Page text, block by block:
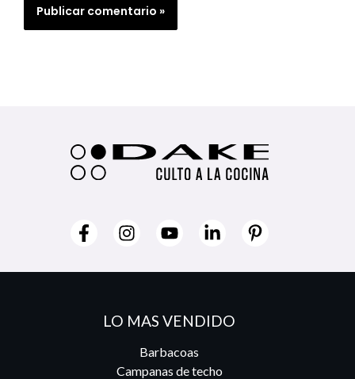
LO MAS VENDIDO
Barbacoas
Campanas de techo